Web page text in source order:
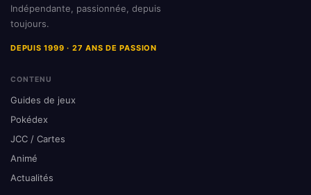
Indépendante, passionnée, depuis
toujours.
DEPUIS 1999 · 27 ANS DE PASSION
CONTENU
Guides de jeux
Pokédex
JCC / Cartes
Animé
Actualités